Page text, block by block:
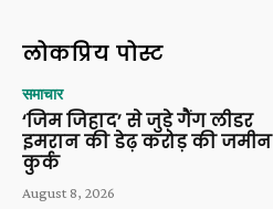
लोकप्रिय पोस्ट
समाचार
‘जिम जिहाद’ से जुड़े गैंग लीडर
इमरान की डेढ़ करोड़ की जमीन
कुर्क
August 8, 2026